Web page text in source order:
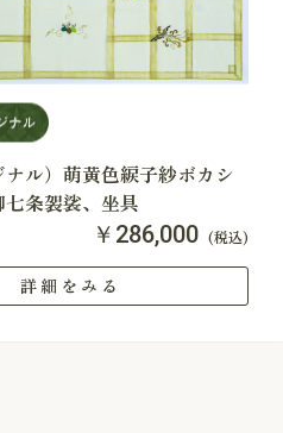
ナル）萌黄色綟子紗ボカシ
条袈裟、坐具
￥286,000 (税込)
詳細をみる